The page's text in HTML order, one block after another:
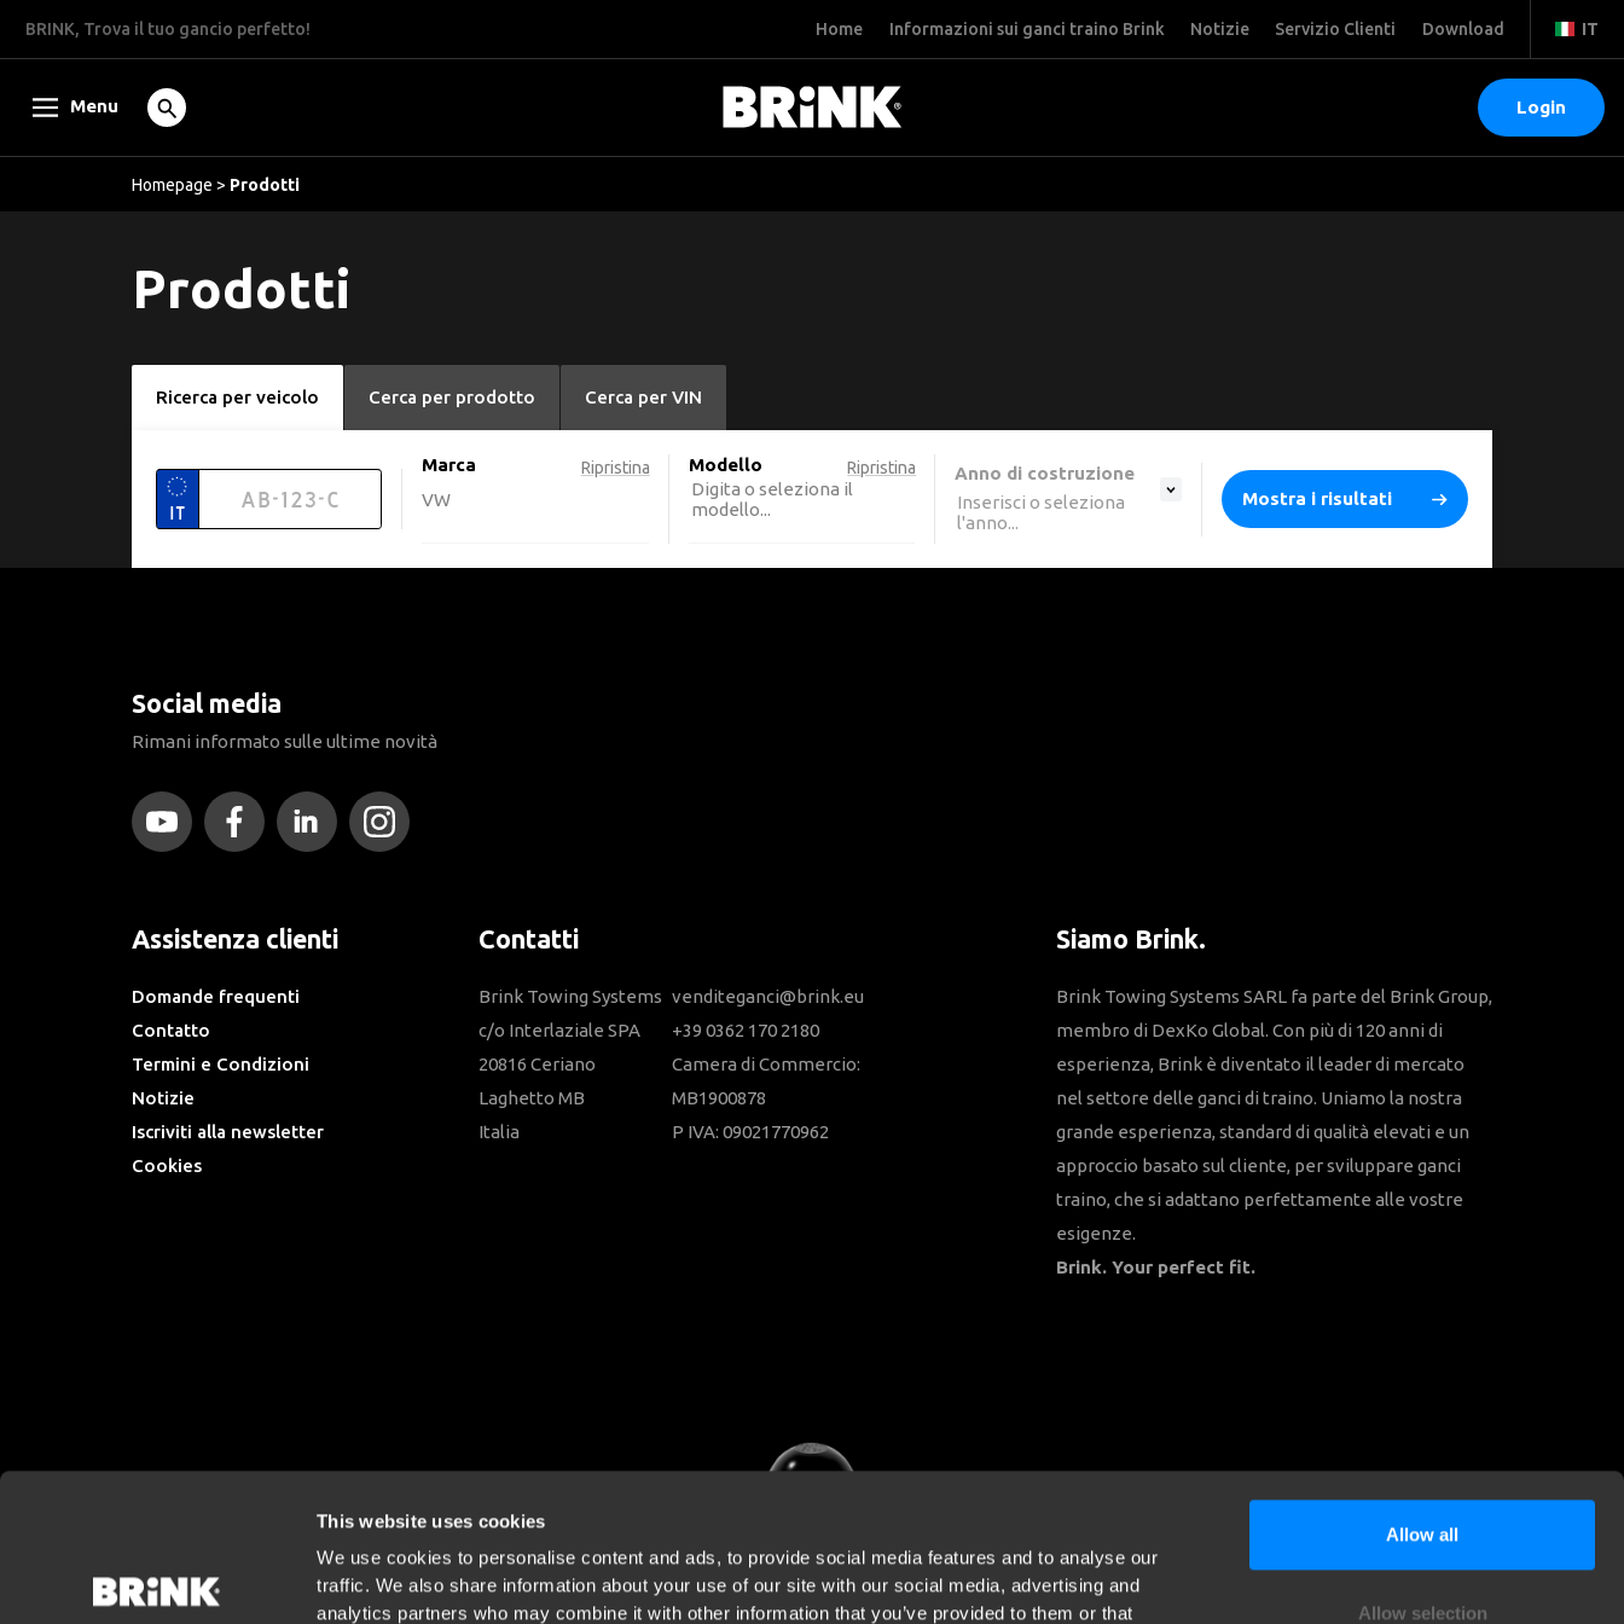
This website uses cookies
We use cookies to personalise content and ads, to provide social media features and to analyse our
traffic. We also share information about your use of our site with our social media, advertising and
analytics partners who may combine it with other information that you’ve provided to them or that
Allow all
Allow selection
BRINK, Trova il tuo gancio perfetto! Home Informazioni sui ganci traino Brink Notizie Servizio Clienti Download IT
Menu Login
Homepage > Prodotti
Prodotti
Ricerca per veicolo Cerca per prodotto Cerca per VIN
IT
Ripristina
Marca
VW
Ripristina
Modello
Digita o seleziona il
modello...
Anno di costruzione
Inserisci o seleziona
l'anno...
Mostra i risultati
Social media
Rimani informato sulle ultime novità
Assistenza clienti
Domande frequenti
Contatto
Termini e Condizioni
Notizie
Iscriviti alla newsletter
Cookies
Contatti
Brink Towing Systems
c/o Interlaziale SPA
20816 Ceriano
Laghetto MB
Italia
venditeganci@brink.eu
+39 0362 170 2180
Camera di Commercio:
MB1900878
P IVA: 09021770962
Siamo Brink.
Brink Towing Systems SARL fa parte del Brink Group,
membro di DexKo Global. Con più di 120 anni di
esperienza, Brink è diventato il leader di mercato
nel settore delle ganci di traino. Uniamo la nostra
grande esperienza, standard di qualità elevati e un
approccio basato sul cliente, per sviluppare ganci
traino, che si adattano perfettamente alle vostre
esigenze.
Brink. Your perfect fit.